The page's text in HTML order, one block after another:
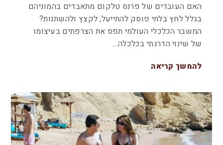
האם העובדים של פרנס טלקום מתאבדים בהמוניהם
בגלל לחץ בלתי פוסק להתייעל, לקצץ ולהשתנות?
המשבר הכלכלי העולמי תפס את הצרפתים בעיצומו
של שינוי הדרגתי בכלכלה…
להמשך קריאה